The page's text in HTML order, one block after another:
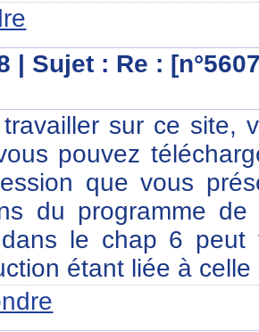
| Sujet : Re :
sur ce site,
pouvez
que vous
du programme
le chap 6
étant liée à